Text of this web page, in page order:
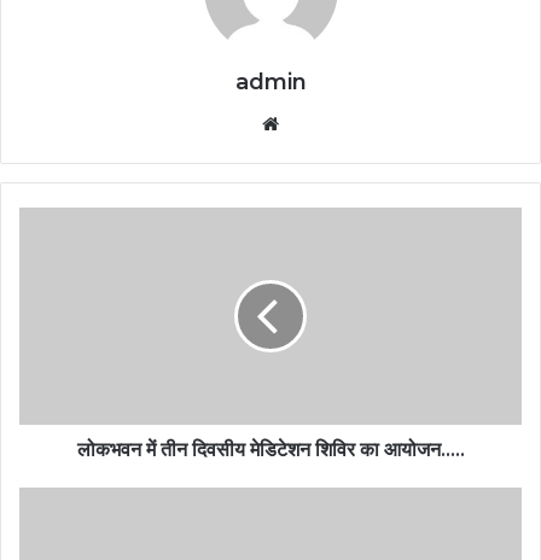
admin
लोकभवन में तीन दिवसीय मेडिटेशन शिविर का आयोजन…..